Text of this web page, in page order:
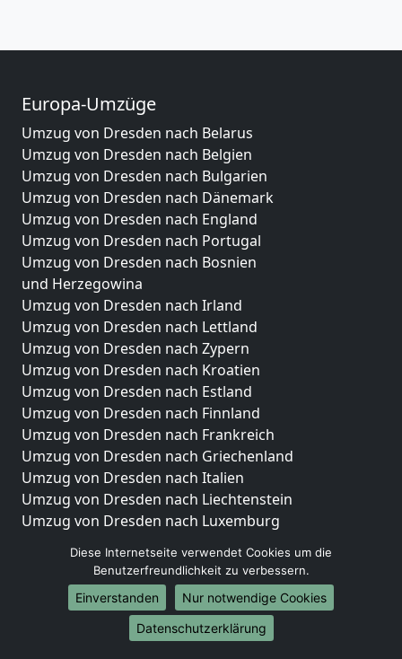
Europa-Umzüge
Umzug von Dresden nach Belarus
Umzug von Dresden nach Belgien
Umzug von Dresden nach Bulgarien
Umzug von Dresden nach Dänemark
Umzug von Dresden nach England
Umzug von Dresden nach Portugal
Umzug von Dresden nach Bosnien
und Herzegowina
Umzug von Dresden nach Irland
Umzug von Dresden nach Lettland
Umzug von Dresden nach Zypern
Umzug von Dresden nach Kroatien
Umzug von Dresden nach Estland
Umzug von Dresden nach Finnland
Umzug von Dresden nach Frankreich
Umzug von Dresden nach Griechenland
Umzug von Dresden nach Italien
Umzug von Dresden nach Liechtenstein
Umzug von Dresden nach Luxemburg
Umzug von Dresden nach Norwegen
Umzüge-Deutschlandweit
Umzug von Dresden nach Berlin
Diese Internetseite verwendet Cookies um die
Benutzerfreundlichkeit zu verbessern.
Einverstanden
Nur notwendige Cookies
Datenschutzerklärung